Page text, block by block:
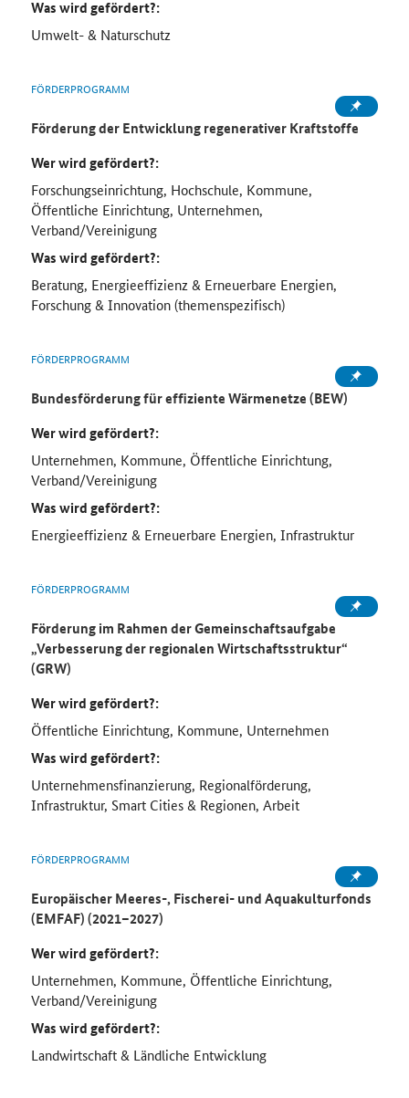
Was wird gefördert?:
Umwelt- & Naturschutz
FÖRDERPROGRAMM
Förderung der Entwicklung regenerativer Kraftstoffe
Wer wird gefördert?:
Forschungseinrichtung, Hochschule, Kommune,
Öffentliche Einrichtung, Unternehmen,
Verband/Vereinigung
Was wird gefördert?:
Beratung, Energieeffizienz & Erneuerbare Energien,
Forschung & Innovation (themenspezifisch)
FÖRDERPROGRAMM
Bundesförderung für effiziente Wärmenetze (BEW)
Wer wird gefördert?:
Unternehmen, Kommune, Öffentliche Einrichtung,
Verband/Vereinigung
Was wird gefördert?:
Energieeffizienz & Erneuerbare Energien, Infrastruktur
FÖRDERPROGRAMM
Förderung im Rahmen der Gemeinschaftsaufgabe
„Verbesserung der regionalen Wirtschaftsstruktur“
(GRW)
Wer wird gefördert?:
Öffentliche Einrichtung, Kommune, Unternehmen
Was wird gefördert?:
Unternehmensfinanzierung, Regionalförderung,
Infrastruktur, Smart Cities & Regionen, Arbeit
FÖRDERPROGRAMM
Europäischer Meeres-, Fischerei- und Aquakulturfonds
(EMFAF) (2021–2027)
Wer wird gefördert?:
Unternehmen, Kommune, Öffentliche Einrichtung,
Verband/Vereinigung
Was wird gefördert?:
Landwirtschaft & Ländliche Entwicklung